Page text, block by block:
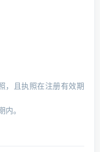
，且执照在注册有效期
。